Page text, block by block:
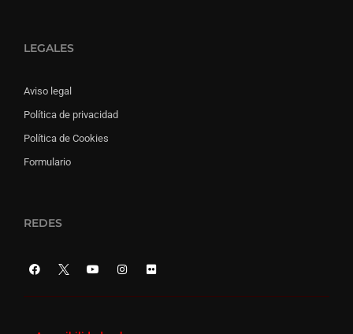
LEGALES
Aviso legal
Política de privacidad
Política de Cookies
Formulario
REDES